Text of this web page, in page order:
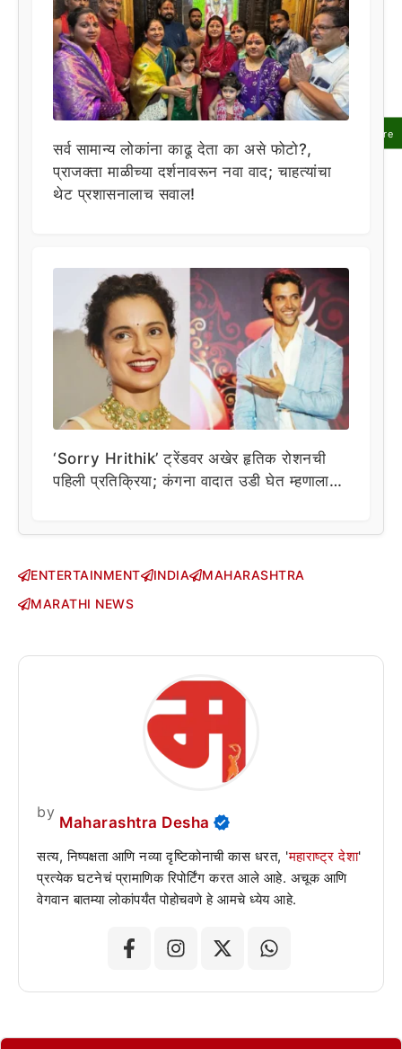
Share
सर्व सामान्य लोकांना काढू देता का असे फोटो?,
प्राजक्ता माळीच्या दर्शनावरून नवा वाद; चाहत्यांचा
थेट प्रशासनालाच सवाल!
‘Sorry Hrithik’ ट्रेंडवर अखेर हृतिक रोशनची
पहिली प्रतिक्रिया; कंगना वादात उडी घेत म्हणाला…
ENTERTAINMENT INDIA
MAHARASHTRA
MARATHI NEWS
by
Maharashtra Desha
सत्य, निष्पक्षता आणि नव्या दृष्टिकोनाची कास धरत, 'महाराष्ट्र देशा'
प्रत्येक घटनेचं प्रामाणिक रिपोर्टिंग करत आले आहे. अचूक आणि
वेगवान बातम्या लोकांपर्यंत पोहोचवणे हे आमचे ध्येय आहे.